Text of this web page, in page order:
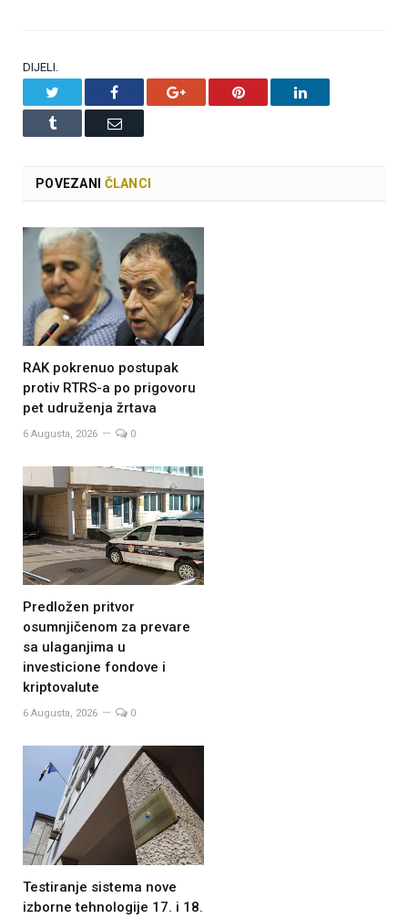
DIJELI.
Facebook Google+ Pinterest LinkedIn
Tumblr Email
POVEZANI ČLANCI
RAK pokrenuo postupak
protiv RTRS-a po prigovoru
pet udruženja žrtava
6 Augusta, 2026 0
Predložen pritvor
osumnjičenom za prevare
sa ulaganjima u
investicione fondove i
kriptovalute
6 Augusta, 2026 0
Testiranje sistema nove
izborne tehnologije 17. i 18.